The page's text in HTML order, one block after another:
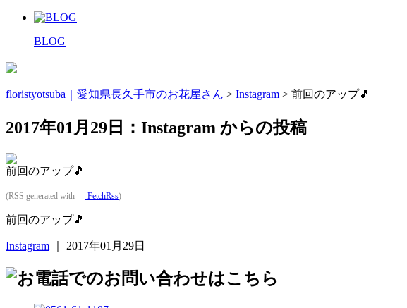
BLOG
floristyotsuba｜愛知県長久手市のお花屋さん > Instagram > 前回のアップ🎵
2017年01月29日：Instagram からの投稿
前回のアップ🎵
(RSS generated with FetchRss)
前回のアップ🎵
Instagram ｜ 2017年01月29日